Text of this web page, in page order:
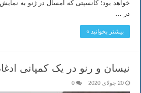
خواهد بود؛ کانسپتی که امسال در ژنو به
در …
بیشتر بخوانید »
نیسان و رنو در یک کمپانی
20 جولای 2020 0